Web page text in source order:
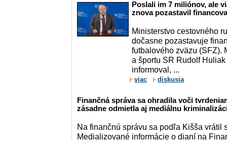
Poslali im 7 miliónov, ale
znova pozastavil
Ministerstvo cestovného
dočasne pozastavuje
futbalového zväzu (SFZ).
a športu SR Rudolf
informoval, ...
viac diskusia
Finančná správa sa ohradila voči
zásadne odmietla aj mediálnu
Na finančnú správu sa podľa Kišša vrátil
Medializované informácie o dianí na